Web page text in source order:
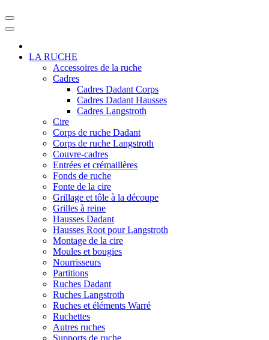
LA RUCHE
Accessoires de la ruche
Cadres
Cadres Dadant Corps
Cadres Dadant Hausses
Cadres Langstroth
Cire
Corps de ruche Dadant
Corps de ruche Langstroth
Couvre-cadres
Entrées et crémaillères
Fonds de ruche
Fonte de la cire
Grillage et tôle à la découpe
Grilles à reine
Hausses Dadant
Hausses Root pour Langstroth
Montage de la cire
Moules et bougies
Nourrisseurs
Partitions
Ruches Dadant
Ruches Langstroth
Ruches et éléments Warré
Ruchettes
Autres ruches
Supports de ruche